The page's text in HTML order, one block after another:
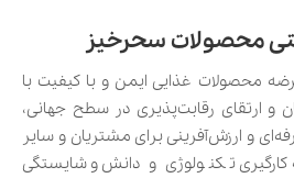
محصولات سحرخیز
محصولات غذایی ایمن و با کیفیت با
ارتقای رقابت‌پذیری در سطح جهانی،
و ارزش‌آفرینی برای مشتریان و سایر
تکنولوژی و دانش و شایستگی